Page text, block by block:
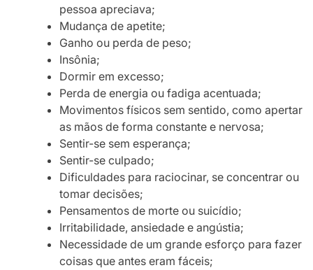
pessoa apreciava;
Mudança de apetite;
Ganho ou perda de peso;
Insônia;
Dormir em excesso;
Perda de energia ou fadiga acentuada;
Movimentos físicos sem sentido, como apertar
as mãos de forma constante e nervosa;
Sentir-se sem esperança;
Sentir-se culpado;
Dificuldades para raciocinar, se concentrar ou
tomar decisões;
Pensamentos de morte ou suicídio;
Irritabilidade, ansiedade e angústia;
Necessidade de um grande esforço para fazer
coisas que antes eram fáceis;